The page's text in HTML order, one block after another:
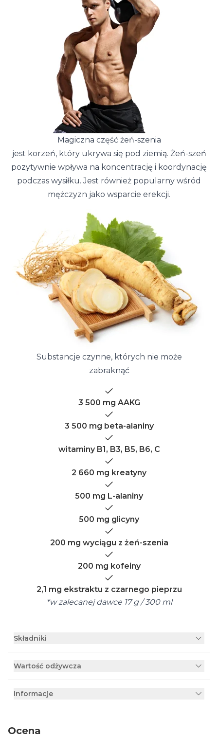
Magiczna część żeń-szenia
jest korzeń, który ukrywa się pod ziemią. Żeń-szeń
pozytywnie wpływa na koncentrację i koordynację
podczas wysiłku. Jest również popularny wśród
mężczyzn jako wsparcie erekcji.
Substancje czynne, których nie może
zabraknąć
3 500 mg AAKG
3 500 mg beta-alaniny
witaminy B1, B3, B5, B6, C
2 660 mg kreatyny
500 mg L-alaniny
500 mg glicyny
200 mg wyciągu z żeń-szenia
200 mg kofeiny
2,1 mg ekstraktu z czarnego pieprzu
*w zalecanej dawce 17 g / 300 ml
Składniki
Wartość odżywcza
Informacje
Ocena